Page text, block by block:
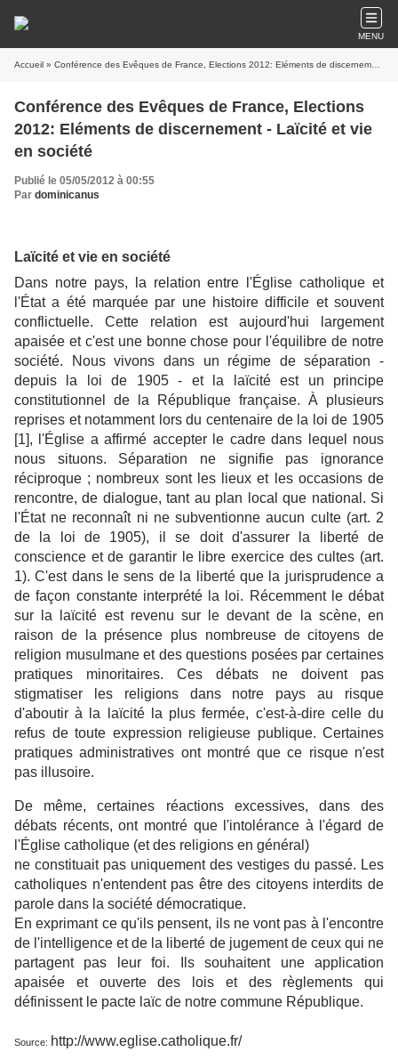
MENU
Accueil » Conférence des Evêques de France, Elections 2012: Eléments de discernement - Laïcité et vie en société
Conférence des Evêques de France, Elections
2012: Eléments de discernement - Laïcité et vie
en société
Publié le 05/05/2012 à 00:55
Par dominicanus
Laïcité et vie en société
Dans notre pays, la relation entre l'Église catholique et
l'État a été marquée par une histoire difficile et souvent
conflictuelle. Cette relation est aujourd'hui largement
apaisée et c'est une bonne chose pour l'équilibre de notre
société. Nous vivons dans un régime de séparation -
depuis la loi de 1905 - et la laïcité est un principe
constitutionnel de la République française. À plusieurs
reprises et notamment lors du centenaire de la loi de 1905
[1], l'Église a affirmé accepter le cadre dans lequel nous
nous situons. Séparation ne signifie pas ignorance
réciproque ; nombreux sont les lieux et les occasions de
rencontre, de dialogue, tant au plan local que national. Si
l'État ne reconnaît ni ne subventionne aucun culte (art. 2
de la loi de 1905), il se doit d'assurer la liberté de
conscience et de garantir le libre exercice des cultes (art.
1). C'est dans le sens de la liberté que la jurisprudence a
de façon constante interprété la loi. Récemment le débat
sur la laïcité est revenu sur le devant de la scène, en
raison de la présence plus nombreuse de citoyens de
religion musulmane et des questions posées par certaines
pratiques minoritaires. Ces débats ne doivent pas
stigmatiser les religions dans notre pays au risque
d'aboutir à la laïcité la plus fermée, c'est-à-dire celle du
refus de toute expression religieuse publique. Certaines
pratiques administratives ont montré que ce risque n'est
pas illusoire.
De même, certaines réactions excessives, dans des
débats récents, ont montré que l'intolérance à l'égard de
l'Église catholique (et des religions en général)
ne constituait pas uniquement des vestiges du passé. Les
catholiques n'entendent pas être des citoyens interdits de
parole dans la société démocratique.
En exprimant ce qu'ils pensent, ils ne vont pas à l'encontre
de l'intelligence et de la liberté de jugement de ceux qui ne
partagent pas leur foi. Ils souhaitent une application
apaisée et ouverte des lois et des règlements qui
définissent le pacte laïc de notre commune République.
Source: http://www.eglise.catholique.fr/